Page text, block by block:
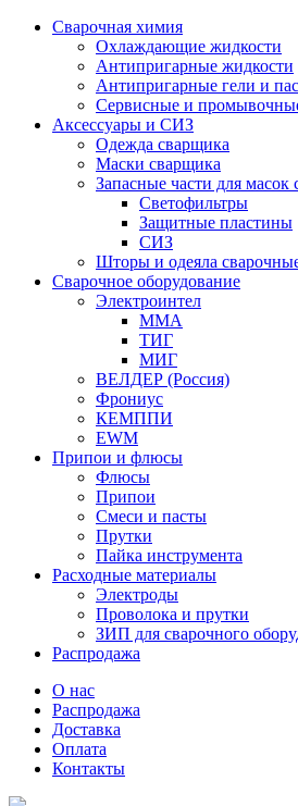
Сварочная химия
Охлаждающие жидкости
Антипригарные жидкости
Антипригарные гели и
Сервисные и
Аксессуары и СИЗ
Одежда сварщика
Маски сварщика
Запасные части для масок
Светофильтры
Защитные пластины
СИЗ
Шторы и одеяла
Сварочное оборудование
Электроинтел
ММА
ТИГ
МИГ
ВЕЛДЕР (Россия)
Фрониус
КЕМППИ
EWM
Припои и флюсы
Флюсы
Припои
Смеси и пасты
Прутки
Пайка инструмента
Расходные материалы
Электроды
Проволока и прутки
ЗИП для сварочного
Распродажа
О нас
Распродажа
Доставка
Оплата
Контакты